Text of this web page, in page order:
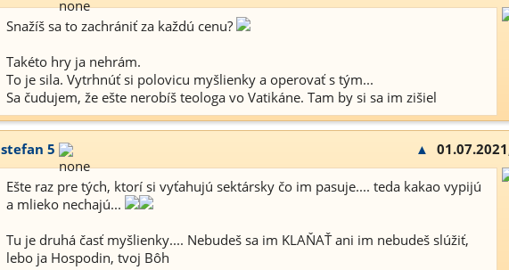
Snažíš sa to zachrániť za každú cenu?
Takéto hry ja nehrám.
To je sila. Vytrhnúť si polovicu myšlienky a operovať s tým...
Sa čudujem, že ešte nerobíš teologa vo Vatikáne. Tam by si sa im zišiel
stefan 5 ▲
Ešte raz pre tých, ktorí si vyťahujú sektársky čo im pasuje.... teda kakao vypijú
a mlieko nechajú...
Tu je druhá časť myšlienky.... Nebudeš sa im KLAŇAŤ ani im nebudeš slúžiť,
lebo ja Hospodin, tvoj Bôh